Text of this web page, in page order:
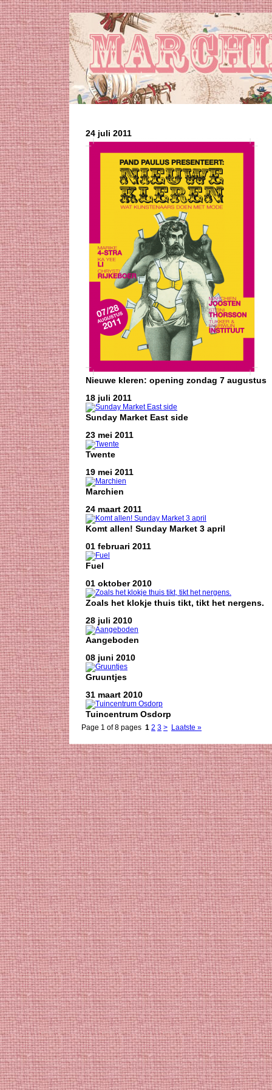
24 juli 2011
Nieuwe kleren: opening zondag 7 augustus
18 juli 2011
Sunday Market East side
23 mei 2011
Twente
19 mei 2011
Marchien
24 maart 2011
Komt allen! Sunday Market 3 april
01 februari 2011
Fuel
01 oktober 2010
Zoals het klokje thuis tikt, tikt het nergens.
28 juli 2010
Aangeboden
08 juni 2010
Gruuntjes
31 maart 2010
Tuincentrum Osdorp
Page 1 of 8 pages 1 2 3 > Laatste »